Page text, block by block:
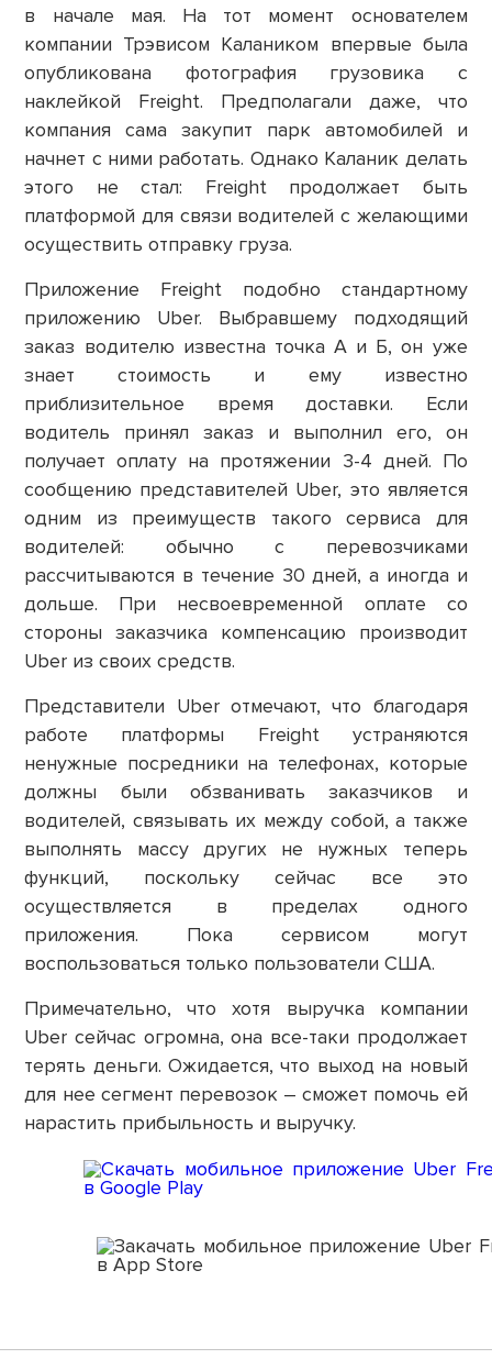
в начале мая. На тот момент основателем
компании Трэвисом Калаником впервые была
опубликована фотография грузовика с
наклейкой Freight. Предполагали даже, что
компания сама закупит парк автомобилей и
начнет с ними работать. Однако Каланик делать
этого не стал: Freight продолжает быть
платформой для связи водителей с желающими
осуществить отправку груза.
Приложение Freight подобно стандартному
приложению Uber. Выбравшему подходящий
заказ водителю известна точка А и Б, он уже
знает стоимость и ему известно
приблизительное время доставки. Если
водитель принял заказ и выполнил его, он
получает оплату на протяжении 3-4 дней. По
сообщению представителей Uber, это является
одним из преимуществ такого сервиса для
водителей: обычно с перевозчиками
рассчитываются в течение 30 дней, а иногда и
дольше. При несвоевременной оплате со
стороны заказчика компенсацию производит
Uber из своих средств.
Представители Uber отмечают, что благодаря
работе платформы Freight устраняются
ненужные посредники на телефонах, которые
должны были обзванивать заказчиков и
водителей, связывать их между собой, а также
выполнять массу других не нужных теперь
функций, поскольку сейчас все это
осуществляется в пределах одного
приложения. Пока сервисом могут
воспользоваться только пользователи США.
Примечательно, что хотя выручка компании
Uber сейчас огромна, она все-таки продолжает
терять деньги. Ожидается, что выход на новый
для нее сегмент перевозок – сможет помочь ей
нарастить прибыльность и выручку.